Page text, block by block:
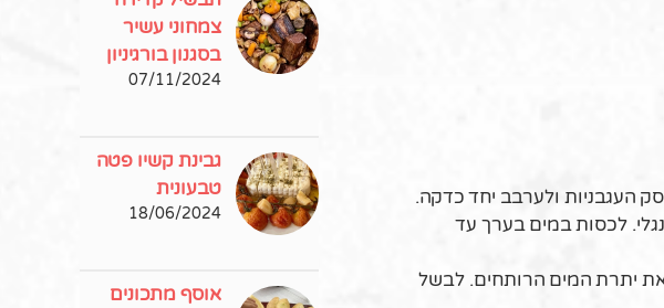
לכסות במים בערך עד
את יתרת המים הרותחים. לבשל
צמחוני עשיר
בסגנון בורגיניון
07/11/2024
גבינת קשיו פטה
טבעונית
18/06/2024
אוסף מתכונים